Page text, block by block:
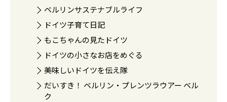
ベルリンサステナブルライフ
ドイツ子育て日記
もこちゃんの見たドイツ
ドイツの小さなお店をめぐる
美味しいドイツを伝え隊
だいすき！ ベルリン・プレンツラウアー ベル
ク